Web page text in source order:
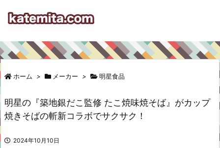
ホーム > メーカー > 明星食品
明星の『築地銀だこ監修 たこ焼味焼そば』がカップ
焼きそばの斬新コラボでサクサク！
2024年10月10日